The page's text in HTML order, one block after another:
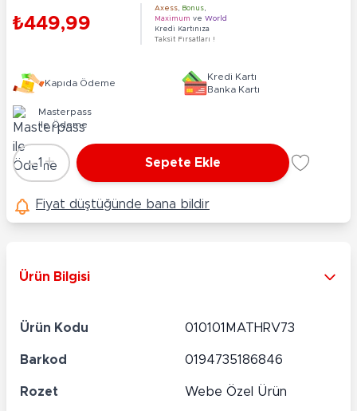
₺449,99
Axess Bonus
Maximum ve World
Kredi Kartınıza
Taksit Fırsatları !
Kapıda Ödeme
Kredi Kartı
Banka Kartı
Masterpass
ile Ödeme
Adet
-1 + Sepete Ekle
Fiyat düştüğünde bana bildir
Ürün Bilgisi
Ürün Kodu 010101MATHRV73
Barkod 0194735186846
Rozet Webe Özel Ürün